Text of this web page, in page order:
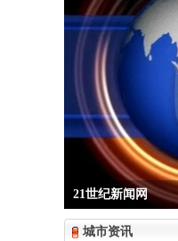
21世纪新闻网
城市资讯